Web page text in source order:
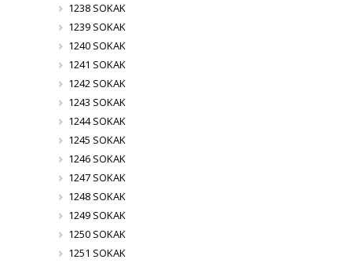
1238 SOKAK
1239 SOKAK
1240 SOKAK
1241 SOKAK
1242 SOKAK
1243 SOKAK
1244 SOKAK
1245 SOKAK
1246 SOKAK
1247 SOKAK
1248 SOKAK
1249 SOKAK
1250 SOKAK
1251 SOKAK